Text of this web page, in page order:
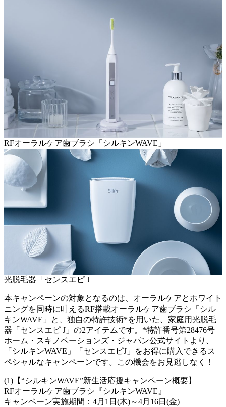
RFオーラルケア歯ブラシ「シルキンWAVE」
光脱毛器「センスエピ J
本キャンペーンの対象となるのは、オーラルケアとホワイト
ニングを同時に叶えるRF搭載オーラルケア歯ブラシ「シル
キンWAVE」と、独自の特許技術*を用いた、家庭用光脱毛
器「センスエピ J」の2アイテムです。*特許番号第28476号
ホーム・スキノベーションズ・ジャパン公式サイトより、
「シルキンWAVE」「センスエピJ」をお得に購入できるス
ペシャルなキャンペーンです。この機会をお見逃しなく！
(1)【“シルキンWAVE”新生活応援キャンペーン概要】
RFオーラルケア歯ブラシ『シルキンWAVE』
キャンペーン実施期間：4月1日(木)～4月16日(金)